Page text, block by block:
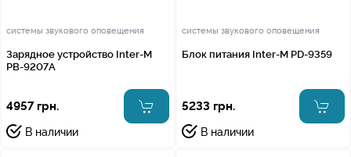
системы звукового оповещения
Зарядное устройство Inter-M
PB-9207A
4957 грн.
В наличии
системы звукового оповещения
Блок питания Inter-M PD-9359
5233 грн.
В наличии